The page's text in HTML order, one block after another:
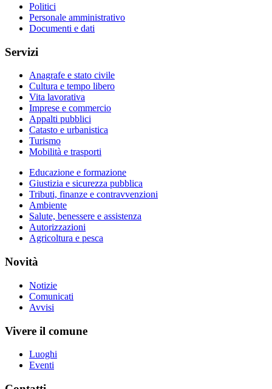
Politici
Personale amministrativo
Documenti e dati
Servizi
Anagrafe e stato civile
Cultura e tempo libero
Vita lavorativa
Imprese e commercio
Appalti pubblici
Catasto e urbanistica
Turismo
Mobilità e trasporti
Educazione e formazione
Giustizia e sicurezza pubblica
Tributi, finanze e contravvenzioni
Ambiente
Salute, benessere e assistenza
Autorizzazioni
Agricoltura e pesca
Novità
Notizie
Comunicati
Avvisi
Vivere il comune
Luoghi
Eventi